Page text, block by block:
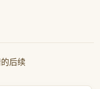
后续